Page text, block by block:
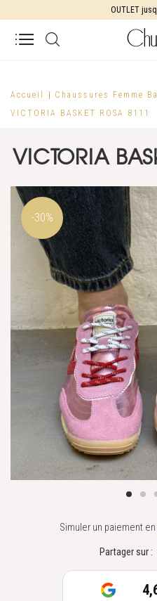
OUTLET
Accueil Chaussures Femme
VICTORIA BASKET ROSA 8111
VICTORIA
-30%
Simuler un paiement en
Partager sur :